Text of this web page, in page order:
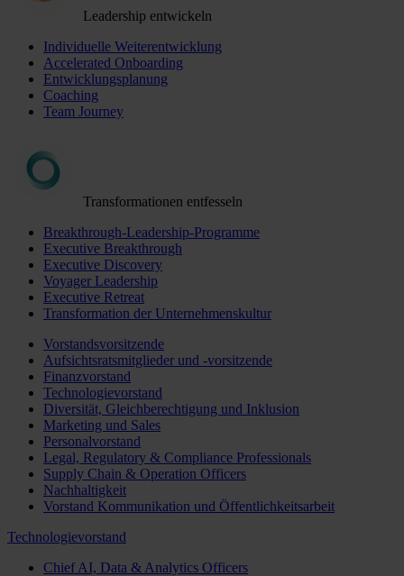
Leadership entwickeln
Individuelle Weiterentwicklung
Accelerated Onboarding
Entwicklungsplanung
Coaching
Team Journey
Transformationen entfesseln
Breakthrough-Leadership-Programme
Executive Breakthrough
Executive Discovery
Voyager Leadership
Executive Retreat
Transformation der Unternehmenskultur
Vorstandsvorsitzende
Aufsichtsratsmitglieder und -vorsitzende
Finanzvorstand
Technologievorstand
Diversität, Gleichberechtigung und Inklusion
Marketing und Sales
Personalvorstand
Legal, Regulatory & Compliance Professionals
Supply Chain & Operation Officers
Nachhaltigkeit
Vorstand Kommunikation und Öffentlichkeitsarbeit
Technologievorstand
Chief AI, Data & Analytics Officers